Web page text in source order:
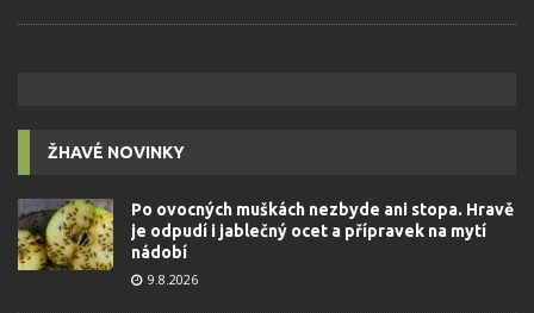
ŽHAVÉ NOVINKY
Po ovocných muškách nezbyde ani stopa. Hravě
je odpudí i jablečný ocet a přípravek na mytí
nádobí
9.8.2026